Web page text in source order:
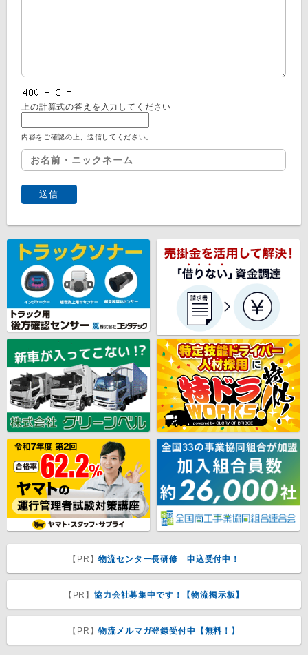
上の計算式の答えを入力してください
内容をご確認の上、送信してください。
【PR】物流センター長研修 申込受付中！
【PR】協力会社募集中です！【物流掲示板】
【PR】物流メルマガ登録受付中【無料！】